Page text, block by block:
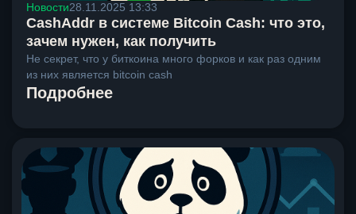
Новости28.11.2025 13:33
CashAddr в системе Bitcoin Cash: что это,
зачем нужен, как получить
Не секрет, что у биткоина много форков и как раз одним
из них является bitcoin cash
Подробнее